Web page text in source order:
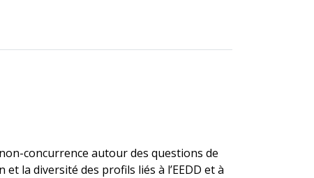
concurrence autour des questions de
la diversité des profils liés à l’EEDD et à